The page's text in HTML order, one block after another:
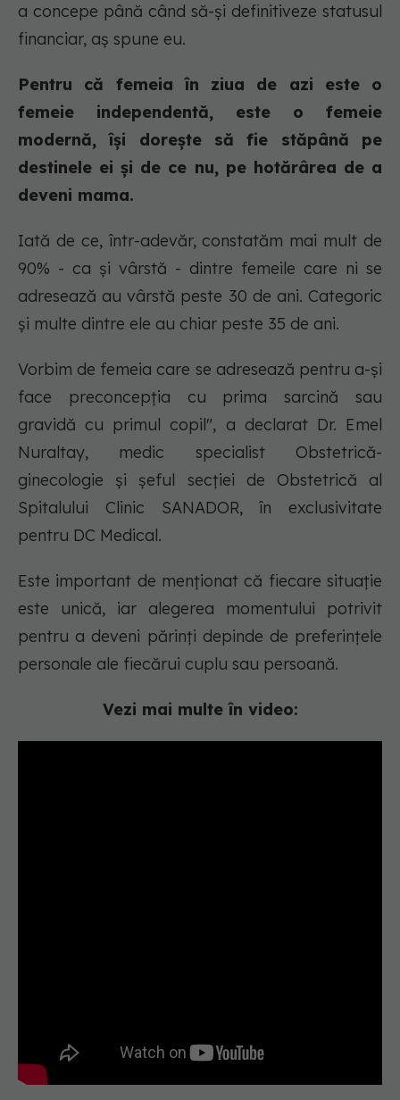
a concepe până când să-și definitiveze statusul
financiar, aș spune eu.
Pentru că femeia în ziua de azi este o
femeie independentă, este o femeie
modernă, își dorește să fie stăpână pe
destinele ei și de ce nu, pe hotărârea de a
deveni mama.
Iată de ce, într-adevăr, constatăm mai mult de
90% - ca și vârstă - dintre femeile care ni se
adresează au vârstă peste 30 de ani. Categoric
și multe dintre ele au chiar peste 35 de ani.
Vorbim de femeia care se adresează pentru a-și
face preconcepția cu prima sarcină sau
gravidă cu primul copil", a declarat Dr. Emel
Nuraltay, medic specialist Obstetrică-
ginecologie și șeful secției de Obstetrică al
Spitalului Clinic SANADOR, în exclusivitate
pentru DC Medical.
Este important de menționat că fiecare situație
este unică, iar alegerea momentului potrivit
pentru a deveni părinți depinde de preferințele
personale ale fiecărui cuplu sau persoană.
Vezi mai multe în video: